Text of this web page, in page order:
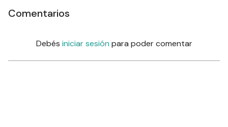
Comentarios
Debés iniciar sesión para poder comentar